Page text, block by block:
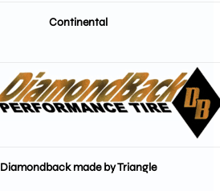
Continental
Diamondback made by Triangle